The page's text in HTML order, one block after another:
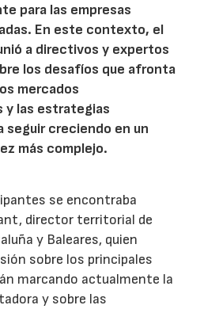
para las empresas
En este contexto, el
a directivos y expertos
los desafíos que afronta
mercados
y las estrategias
seguir creciendo en un
más complejo.
se encontraba
director territorial de
y Baleares, quien
sobre los principales
marcando actualmente la
y sobre las